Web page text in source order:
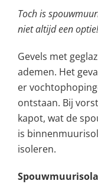
Toch is
niet altijd een optie!
Gevels met
ademen. Het
er
ontstaan. Bij
kapot, wat de
is
isoleren.